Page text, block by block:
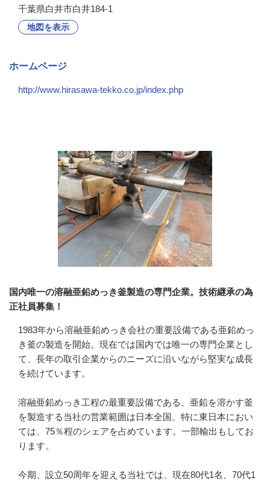
千葉県白井市白井184-1
地図を表示
ホームページ
http://www.hirasawa-tekko.co.jp/index.php
国内唯一の溶融亜鉛めっき釜製造の専門企業。技術継承の為
正社員募集！
1983年から溶融亜鉛めっき会社の重要設備である亜鉛めっ
き釜の製造を開始。現在では国内では唯一の専門企業とし
て、長年の取引企業からのニーズに沿いながら堅実な成長
を続けています。
溶融亜鉛めっき工程の最重要設備である、亜鉛を溶かす釜
を製造する当社の営業範囲は日本全国。特に東日本におい
ては、75％程のシェアを占めています。一部輸出もしてお
ります。
今期、設立50周年を迎える当社では、現在80代1名、70代1